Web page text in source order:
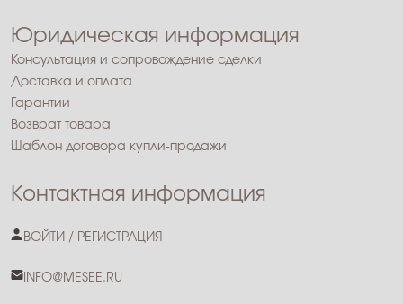
Юридическая информация
Консультация и сопровождение сделки
Доставка и оплата
Гарантии
Возврат товара
Шаблон договора купли-продажи
Контактная информация
ВОЙТИ / РЕГИСТРАЦИЯ
INFO@MESEE.RU